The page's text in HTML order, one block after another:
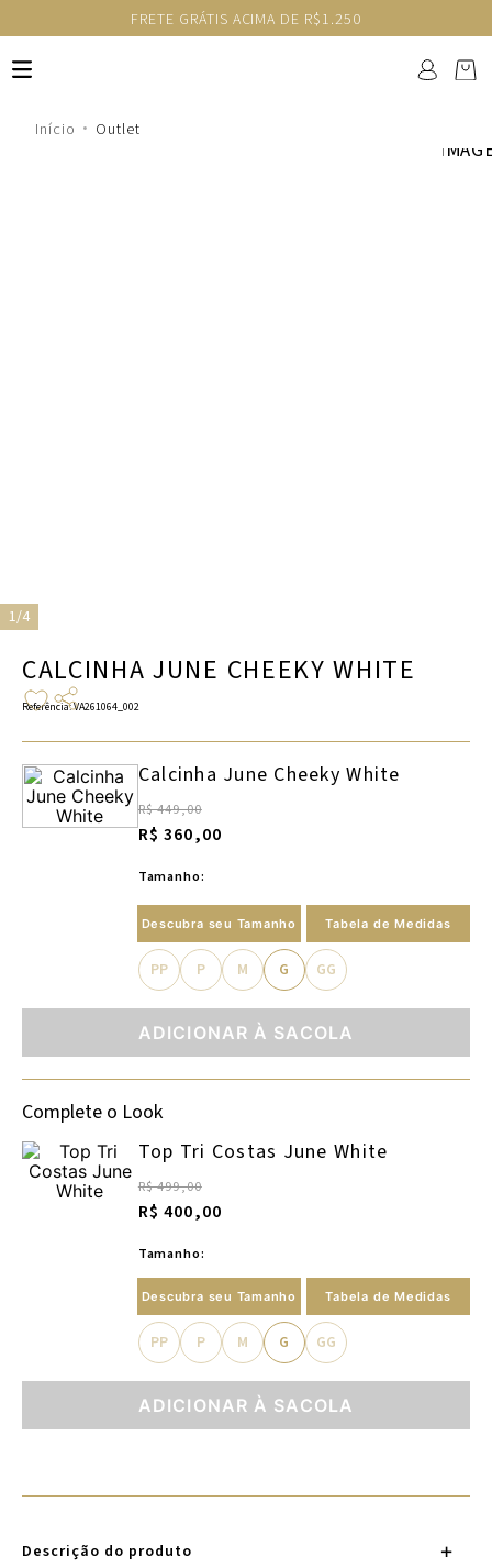
FRETE GRÁTIS ACIMA DE R$1.250
Outlet
1/4
CALCINHA JUNE CHEEKY WHITE
Referência:VA261064_002
Calcinha June Cheeky White
R$ 449,00
R$ 360,00
Tamanho:
Descubra seu Tamanho Tabela de Medidas
PP P M G GG
ADICIONAR À SACOLA
Complete o Look
Top Tri Costas June White
R$ 499,00
R$ 400,00
Tamanho:
Descubra seu Tamanho Tabela de Medidas
PP P M G GG
ADICIONAR À SACOLA
Descrição do produto